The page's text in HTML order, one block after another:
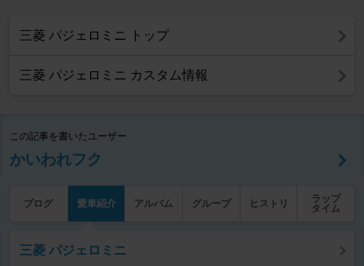
三菱 パジェロミニ トップ
三菱 パジェロミニ カスタム情報
この記事を書いたユーザー
かいわれフク
ブログ 愛車紹介 アルバム グループ ヒストリ
ラップ
タイム
三菱 パジェロミニ